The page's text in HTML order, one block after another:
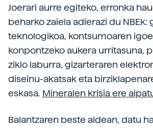
Joerari aurre egiteko, erronka
beharko zaiela adierazi du NBEk:
teknologikoa, kontsumoaren
konpontzeko aukera urritasuna,
ziklo laburra, gizarteraren
diseinu-akatsak eta
eskasa. Mineralen krisia ere
Balantzaren beste aldean, datu